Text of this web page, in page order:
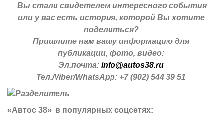
Вы стали свидетелем интересного события
или у вас есть история, которой Вы хотите
поделиться?
Пришлите нам вашу информацию для
публикации, фото, видео:
Эл.почта: info@autos38.ru
Тел./Viber/WhatsApp: +7 (902) 544 39 51
«Автос 38» в популярных соцсетях: